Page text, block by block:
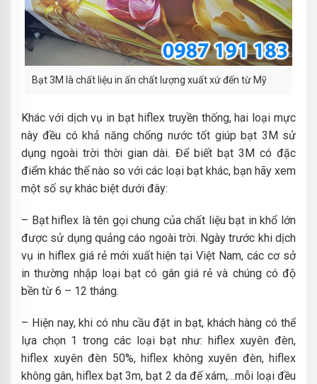
Bạt 3M là chất liệu in ấn chất lượng xuất xứ đến từ Mỹ
Khác với dịch vụ in bạt hiflex truyền thống, hai loại mực
này đều có khả năng chống nước tốt giúp bạt 3M sử
dụng ngoài trời thời gian dài. Để biết bạt 3M có đặc
điểm khác thế nào so với các loại bạt khác, bạn hãy xem
một số sự khác biệt dưới đây:
– Bạt hiflex là tên gọi chung của chất liệu bạt in khổ lớn
được sử dụng quảng cáo ngoài trời. Ngày trước khi dịch
vụ in hiflex giá rẻ mới xuất hiện tại Việt Nam, các cơ sở
in thường nhập loại bạt có gân giá rẻ và chúng có độ
bền từ 6 – 12 tháng.
– Hiện nay, khi có nhu cầu đặt in bạt, khách hàng có thể
lựa chọn 1 trong các loại bạt như: hiflex xuyên đèn,
hiflex xuyên đèn 50%, hiflex không xuyên đèn, hiflex
không gân, hiflex bạt 3m, bạt 2 da đế xám,…mỗi loại đều